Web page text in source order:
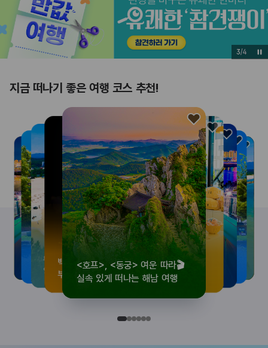
3/4
지금 떠나기 좋은 여행 코스 추천!
<호프>, <동궁> 여운 따라🎬
실속 있게 떠나는 해남 여행
로컬 감성 수집!
전국 로컬 기념품숍 3곳⭐
우리말이 더 재미있어지는
세종 한글 여행
숲길부터 천년 고찰까지!
마음에 쉼을 더하는 부안
뚜벅이 여행자 주목🚶
양양 1박 2일 코스
백제의 숨결을 따라,
부여에서 만나는 여름
<호프>, <동궁> 여운 따라🎬
실속 있게 떠나는 해남 여행
로컬 감성 수집!
전국 로컬 기념품숍 3곳⭐
우리말이 더 재미있어지는
세종 한글 여행
숲길부터 천년 고찰까지!
마음에 쉼을 더하는 부안
뚜벅이 여행자 주목🚶
양양 1박 2일 코스
백제의 숨결을 따라,
부여에서 만나는 여름
<호프>, <동궁> 여운 따라🎬
실속 있게 떠나는 해남 여행
로컬 감성 수집!
전국 로컬 기념품숍 3곳⭐
우리말이 더 재미있어지는
세종 한글 여행
숲길부터 천년 고찰까지!
마음에 쉼을 더하는 부안
뚜벅이 여행자 주목🚶
양양 1박 2일 코스
백제의 숨결을 따라,
부여에서 만나는 여름